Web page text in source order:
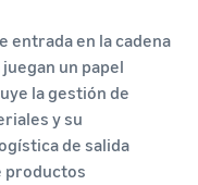
entrada en la cadena
un papel
la gestión de
y su
de salida
productos